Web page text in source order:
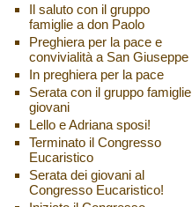
Il saluto con il gruppo
famiglie a don Paolo
Preghiera per la pace e
convivialità a San Giuseppe
In preghiera per la pace
Serata con il gruppo famiglie
giovani
Lello e Adriana sposi!
Terminato il Congresso
Eucaristico
Serata dei giovani al
Congresso Eucaristico!